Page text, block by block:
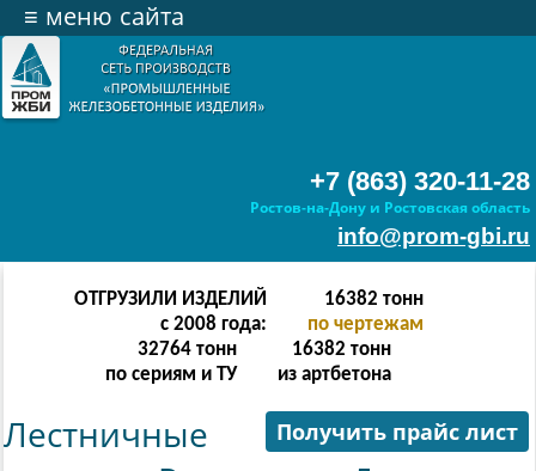
+7 (863) 320-11-28
Ростов-на-Дону и Ростовская область
info@prom-gbi.ru
≡ меню сайта
ОТГРУЗИЛИ ИЗДЕЛИЙ
с 2008 года:
65534 тонн
по чертежам
131068 тонн
по сериям и ТУ
65534 тонн
из артбетона
Получить прайс лист
Лестничные